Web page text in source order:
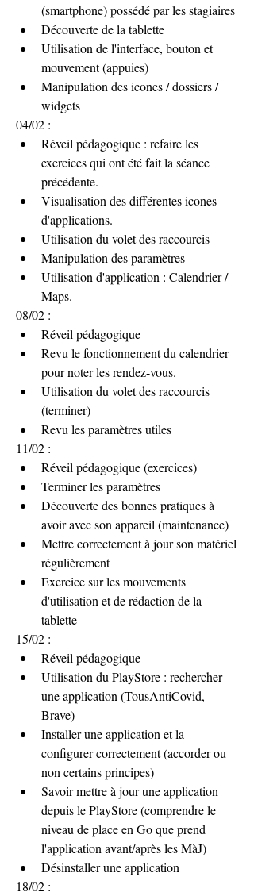
(smartphone) possédé par les stagiaires
Découverte de la tablette
Utilisation de l'interface, bouton et
mouvement (appuies)
Manipulation des icones / dossiers /
widgets
04/02 :
Réveil pédagogique : refaire les
exercices qui ont été fait la séance
précédente.
Visualisation des différentes icones
d'applications.
Utilisation du volet des raccourcis
Manipulation des paramètres
Utilisation d'application : Calendrier /
Maps.
08/02 :
Réveil pédagogique
Revu le fonctionnement du calendrier
pour noter les rendez-vous.
Utilisation du volet des raccourcis
(terminer)
Revu les paramètres utiles
11/02 :
Réveil pédagogique (exercices)
Terminer les paramètres
Découverte des bonnes pratiques à
avoir avec son appareil (maintenance)
Mettre correctement à jour son matériel
régulièrement
Exercice sur les mouvements
d'utilisation et de rédaction de la
tablette
15/02 :
Réveil pédagogique
Utilisation du PlayStore : rechercher
une application (TousAntiCovid,
Brave)
Installer une application et la
configurer correctement (accorder ou
non certains principes)
Savoir mettre à jour une application
depuis le PlayStore (comprendre le
niveau de place en Go que prend
l'application avant/après les MàJ)
Désinstaller une application
18/02 :